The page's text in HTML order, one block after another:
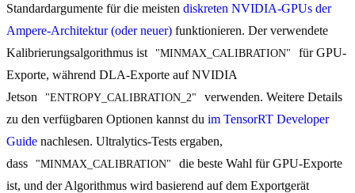
Standardargumente für die meisten diskreten NVIDIA-GPUs der
Ampere-Architektur (oder neuer) funktionieren. Der verwendete
Kalibrierungsalgorithmus ist
"MINMAX_CALIBRATION"
für GPU-
Exporte, während DLA-Exporte auf NVIDIA
Jetson
"ENTROPY_CALIBRATION_2"
verwenden. Weitere Details
zu den verfügbaren Optionen kannst du im TensorRT Developer
Guide nachlesen. Ultralytics-Tests ergaben,
dass
"MINMAX_CALIBRATION"
die beste Wahl für GPU-Exporte
ist, und der Algorithmus wird basierend auf dem Exportgerät